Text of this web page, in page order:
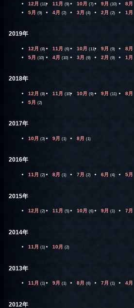
12月 (11) 11月 (9) 10月 (7) 9月 (10) 8月
5月 (9) 4月 (2) 3月 (4) 2月 (2) 1月
2019年
12月 (8) 11月 (6) 10月 (11) 9月 (9) 8月
5月 (10) 4月 (10) 3月 (9) 2月 (9) 1月
2018年
12月 (8) 11月 (10) 10月 (9) 9月 (11) 8月
5月 (2)
2017年
10月 (3) 9月 (1) 8月 (1)
2016年
11月 (2) 8月 (1) 7月 (2) 6月 (4) 5月
2015年
12月 (2) 11月 (5) 10月 (6) 9月 (1) 7月
2014年
11月 (1) 10月 (2)
2013年
11月 (1) 9月 (1) 8月 (6) 7月 (1) 4月
2012年